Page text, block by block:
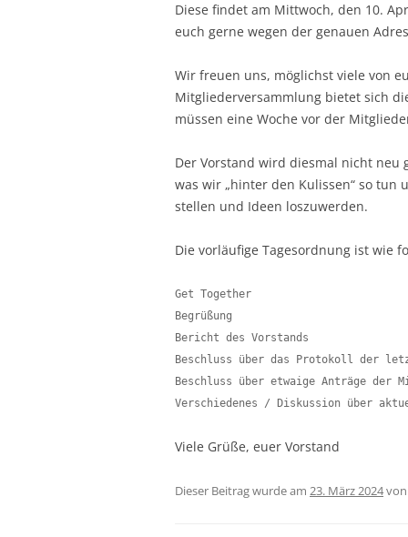
Diese findet am Mittwoch, den 10.
euch gerne wegen der genauen
Wir freuen uns, möglichst viele von
Mitgliederversammlung bietet sich
müssen eine Woche vor der
Der Vorstand wird diesmal nicht
was wir „hinter den Kulissen“ so
stellen und Ideen loszuwerden.
Die vorläufige Tagesordnung ist wie
Get Together
Begrüßung
Bericht des Vorstands
Beschluss über das Protokoll der
Beschluss über etwaige Anträge der
Verschiedenes / Diskussion über
Viele Grüße, euer Vorstand
Dieser Beitrag wurde am 23. März 2024